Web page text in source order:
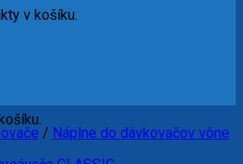
v košíku.
/ Náplne do dávkovačov vône